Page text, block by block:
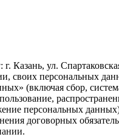
Казань, ул.
своих персональных
(включая сбор,
персональных
договорных